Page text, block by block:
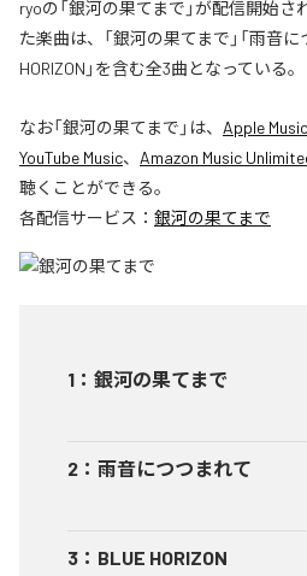
ryoの「銀河の果てまで」が配信開始
た楽曲は、「銀河の果てまで」「雨音に
HORIZON」を含む全3曲となっている。
なお「銀河の果てまで 」は、 Apple Music
YouTube Music、 Amazon Music
聴くことができる。
各配信サービス： 銀河の果てまで
1 ： 銀河の果てまで
2 ： 雨音につつまれて
3 ： BLUE HORIZON